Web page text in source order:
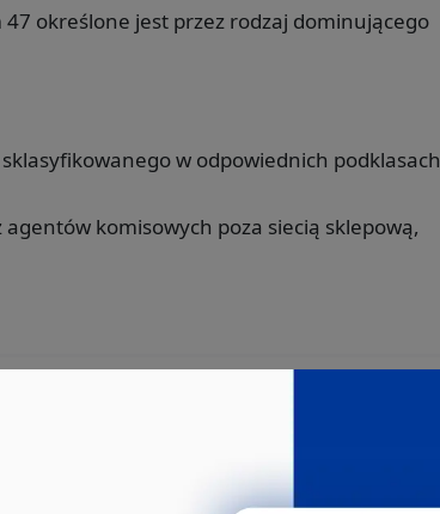
47 określone jest przez rodzaj dominującego
w odpowiednich podklasach
komisowych poza siecią sklepową,
we
z 46.15.Z: